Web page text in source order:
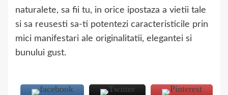
naturalete, sa fii tu, in orice ipostaza a vietii tale
si sa reusesti sa-ti potentezi caracteristicile prin
mici manifestari ale originalitatii, elegantei si
bunului gust.